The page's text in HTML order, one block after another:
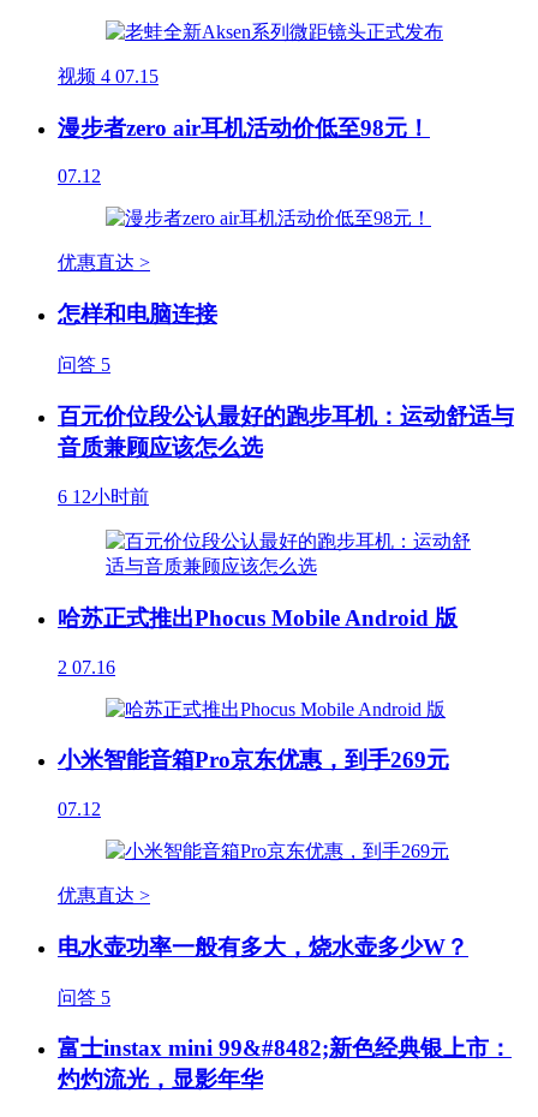
视频 4 07.15
漫步者zero air耳机活动价低至98元！
07.12
优惠直达 >
怎样和电脑连接
问答 5
百元价位段公认最好的跑步耳机：运动舒适与
音质兼顾应该怎么选
6 12小时前
哈苏正式推出Phocus Mobile Android 版
2 07.16
小米智能音箱Pro京东优惠，到手269元
07.12
优惠直达 >
电水壶功率一般有多大，烧水壶多少W？
问答 5
富士instax mini 99&#8482;新色经典银上市：
灼灼流光，显影年华